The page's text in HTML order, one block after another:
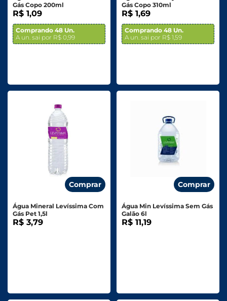
Gás Copo 200ml
R$ 1,09
Comprando 48 Un.
A un. sai por R$ 0,99
Gás Copo 310ml
R$ 1,69
Comprando 48 Un.
A un. sai por R$ 1,59
Comprar
Água Mineral Levíssima Com
Gás Pet 1,5l
R$ 3,79
Comprar
Água Min Levíssima Sem Gás
Galão 6l
R$ 11,19